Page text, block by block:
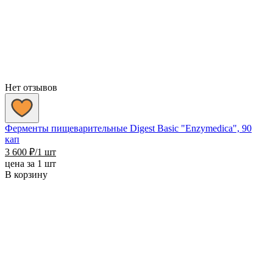
Нет отзывов
Ферменты пищеварительные Digest Basic "Enzymedica", 90
кап
3 600 ₽/1 шт
цена за 1 шт
В корзину